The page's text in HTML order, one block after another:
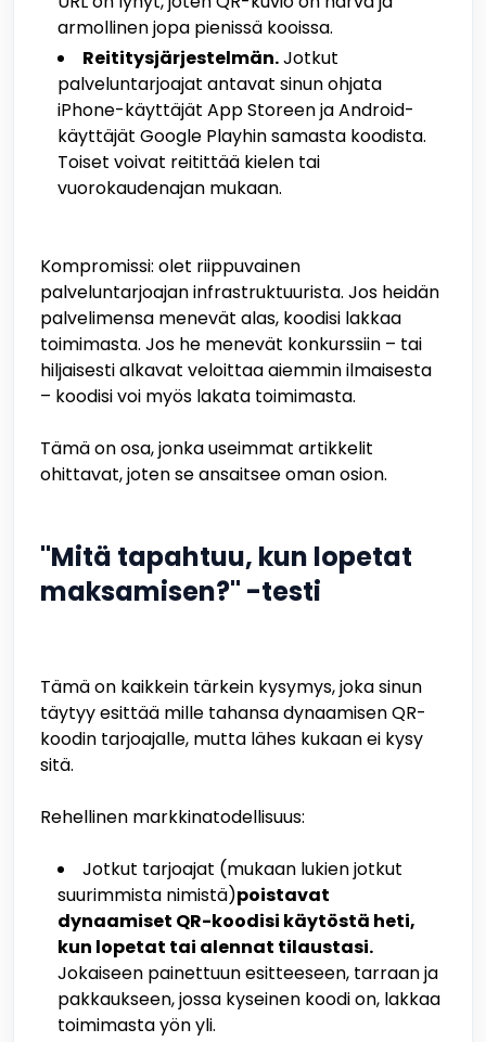
armollinen jopa pienissä kooissa.
Reititysjärjestelmän.Jotkut
palveluntarjoajat antavat sinun ohjata
iPhone-käyttäjät App Storeen ja Android-
käyttäjät Google Playhin samasta koodista.
Toiset voivat reitittää kielen tai
vuorokaudenajan mukaan.
Kompromissi: olet riippuvainen
palveluntarjoajan infrastruktuurista. Jos heidän
palvelimensa menevät alas, koodisi lakkaa
toimimasta. Jos he menevät konkurssiin – tai
hiljaisesti alkavat veloittaa aiemmin ilmaisesta
– koodisi voi myös lakata toimimasta.
Tämä on osa, jonka useimmat artikkelit
ohittavat, joten se ansaitsee oman osion.
"Mitä tapahtuu, kun lopetat
maksamisen?" -testi
Tämä on kaikkein tärkein kysymys, joka sinun
täytyy esittää mille tahansa dynaamisen QR-
koodin tarjoajalle, mutta lähes kukaan ei kysy
sitä.
Rehellinen markkinatodellisuus:
Jotkut tarjoajat (mukaan lukien jotkut
suurimmista nimistä)poistavat
dynaamiset QR-koodisi käytöstä heti,
kun lopetat tai alennat tilaustasi.
Jokaiseen painettuun esitteeseen, tarraan ja
pakkaukseen, jossa kyseinen koodi on, lakkaa
toimimasta yön yli.